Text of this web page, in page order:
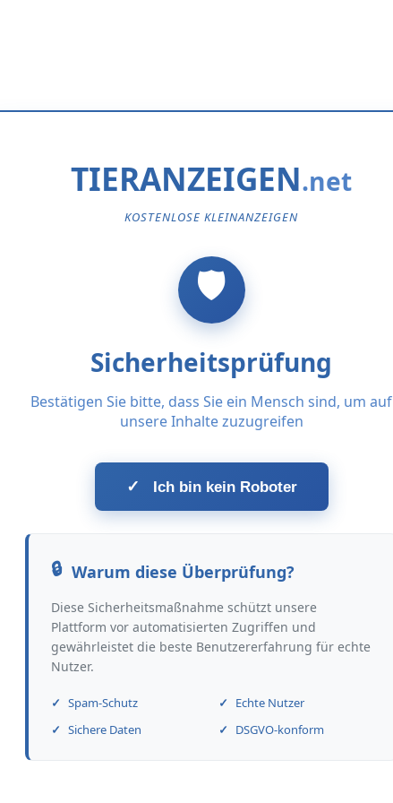
TIERANZEIGEN
KOSTENLOSE KLEINANZEIGEN
Sicherheitsprüfung
Bestätigen Sie bitte, dass Sie ein Mensch sind, um auf
unsere Inhalte zuzugreifen
✓ Ich bin kein Roboter
Warum diese Überprüfung?
Diese Sicherheitsmaßnahme schützt unsere
Plattform vor automatisierten Zugriffen und
gewährleistet die beste Benutzererfahrung für echte
Nutzer.
Spam-Schutz
Echte Nutzer
Sichere Daten
DSGVO-konform